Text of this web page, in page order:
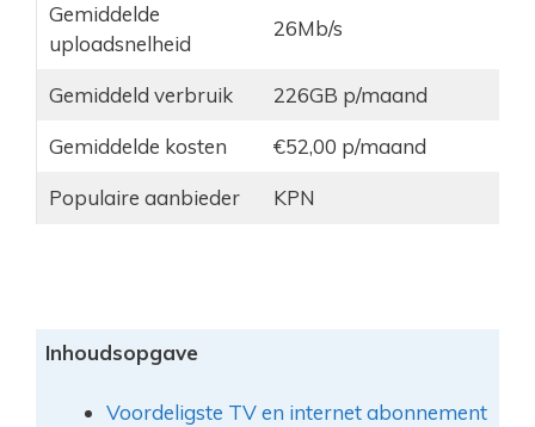
Gemiddelde
uploadsnelheid
26Mb/s
Gemiddeld verbruik 226GB p/maand
Gemiddelde kosten €52,00 p/maand
Populaire aanbieder KPN
Inhoudsopgave
Voordeligste TV en internet abonnement